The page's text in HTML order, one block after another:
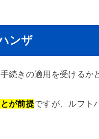
ンザ
続きの適用を受けるか
が前提ですが、ルフト